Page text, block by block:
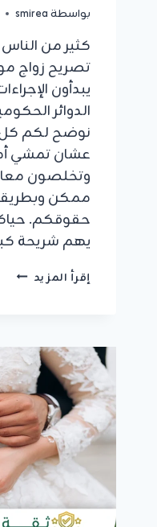
بواسطةsmirea
كثير من
تصريح زواج
يبدأون
الدوائر
نوضح لكم كل
عشان تمشي
وتخلصون
ممكن
حقوقكم.
يهم شريحة
إقرأ المزيد تصريح
الدليل